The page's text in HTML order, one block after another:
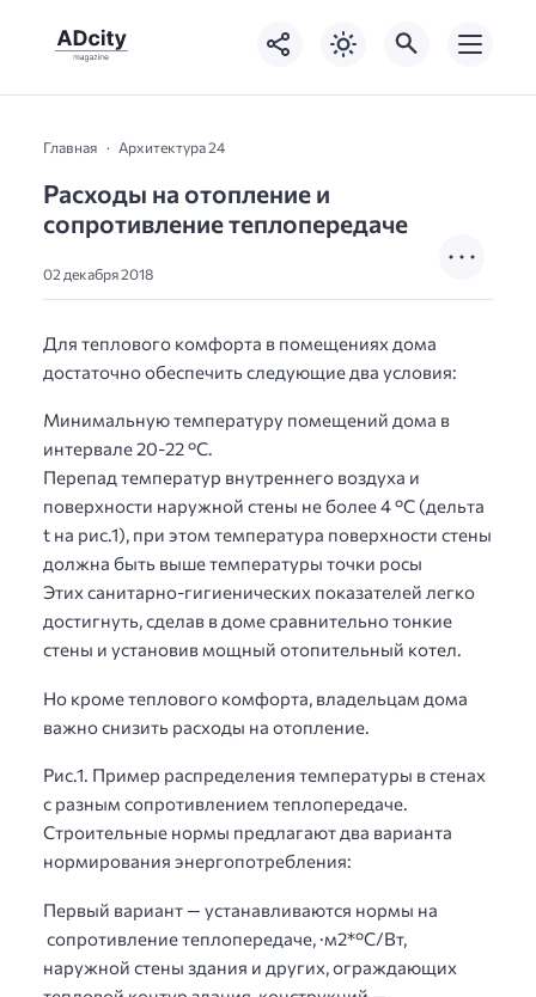
Главная Архитектура 24
Расходы на отопление и
сопротивление теплопередаче
02 декабря 2018
Для теплового комфорта в помещениях дома
достаточно обеспечить следующие два условия:
Минимальную температуру помещений дома в
интервале 20-22 °С.
Перепад температур внутреннего воздуха и
поверхности наружной стены не более 4 °С (дельта
t на рис.1), при этом температура поверхности стены
должна быть выше температуры точки росы
Этих санитарно-гигиенических показателей легко
достигнуть, сделав в доме сравнительно тонкие
стены и установив мощный отопительный котел.
Но кроме теплового комфорта, владельцам дома
важно снизить расходы на отопление.
Рис.1. Пример распределения температуры в стенах
с разным сопротивлением теплопередаче.
Строительные нормы предлагают два варианта
нормирования энергопотребления:
Первый вариант — устанавливаются нормы на
сопротивление теплопередаче, ·м2*°С/Вт,
наружной стены здания и других, ограждающих